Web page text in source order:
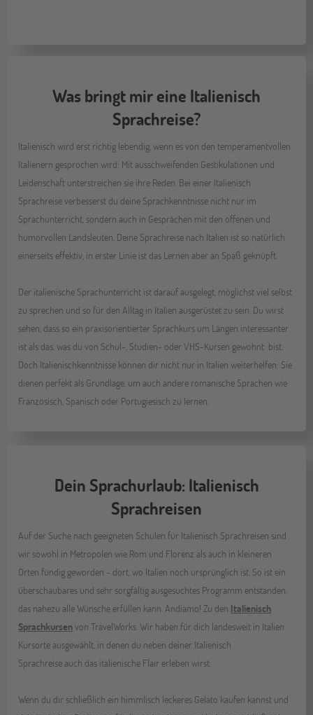
Was bringt mir eine Italienisch
Sprachreise?
Italienisch wird erst richtig lebendig, wenn es von den temperamentvollen
Italienern gesprochen wird: Mit ausschweifenden Gestikulationen und
Leidenschaft unterstreichen sie ihre Reden. Bei einer Italienisch
Sprachreise verbesserst du deine Sprachkenntnisse nicht nur im
Sprachunterricht, sondern auch in Gesprächen mit den offenen und
humorvollen Landsleuten. Deine Sprachreise nach Italien ist so natürlich
einerseits effektiv, in erster Linie ist das Lernen aber an Spaß geknüpft.
Der italienische Sprachunterricht ist darauf ausgelegt, möglichst viel selbst
zu sprechen und so für den Alltag in Italien ausgerüstet zu sein. Du wirst
sehen, dass so ein praxisorientierter Sprachkurs um Längen interessanter
ist als das, was du von Schul-, Studien- oder VHS-Kursen gewohnt bist.
Doch Italienischkenntnisse können dir nicht nur in Italien weiterhelfen: Sie
dienen perfekt als Grundlage, um auch andere romanische Sprachen wie
Französisch, Spanisch oder Portugiesisch zu lernen.
Dein Sprachurlaub: Italienisch
Sprachreisen
Auf der Suche nach geeigneten Schulen für Italienisch Sprachreisen sind
wir sowohl in Metropolen wie Rom und Florenz als auch in kleineren
Orten fündig geworden - dort, wo Italien noch ursprünglich ist. So ist ein
überschaubares und sehr sorgfältig ausgesuchtes Programm entstanden,
das nahezu alle Wünsche erfüllen kann. Andiamo! Zu den Italienisch
Sprachkursenvon TravelWorks. Wir haben für dich landesweit in Italien
Kursorte ausgewählt, in denen du neben deiner Italienisch
Sprachreise auch das italienische Flair erleben wirst.
Wenn du dir schließlich ein himmlisch leckeres Gelato kaufen kannst und